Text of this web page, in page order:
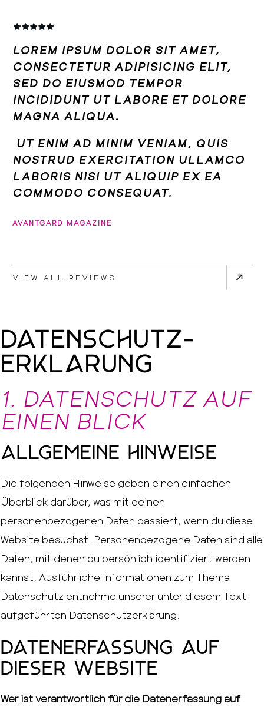
LOREM IPSUM DOLOR SIT AMET,
CONSECTETUR ADIPISICING ELIT,
SED DO EIUSMOD TEMPOR
INCIDIDUNT UT LABORE ET DOLORE
MAGNA ALIQUA.
UT ENIM AD MINIM VENIAM, QUIS
NOSTRUD EXERCITATION ULLAMCO
LABORIS NISI UT ALIQUIP EX EA
COMMODO CONSEQUAT.
AVANTGARD MAGAZINE
VIEW ALL REVIEWS
Datenschutz­
erklärung
1. DATENSCHUTZ AUF
EINEN BLICK
Allgemeine Hinweise
Die folgenden Hinweise geben einen einfachen
Überblick darüber, was mit deinen
personenbezogenen Daten passiert, wenn du diese
Website besuchst. Personenbezogene Daten sind alle
Daten, mit denen du persönlich identifiziert werden
kannst. Ausführliche Informationen zum Thema
Datenschutz entnehme unserer unter diesem Text
aufgeführten Datenschutzerklärung.
Datenerfassung auf
dieser Website
Wer ist verantwortlich für die Datenerfassung auf